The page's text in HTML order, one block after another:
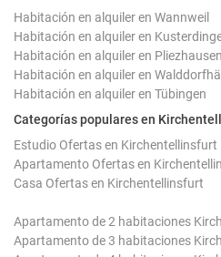
Habitación en alquiler en Wannweil
Habitación en alquiler en
Habitación en alquiler en Pliezhausen
Habitación en alquiler en
Habitación en alquiler en Tübingen
Categorías populares en
Estudio Ofertas en Kirchentellinsfurt
Apartamento Ofertas en
Casa Ofertas en Kirchentellinsfurt
Apartamento de 2 habitaciones
Apartamento de 3 habitaciones